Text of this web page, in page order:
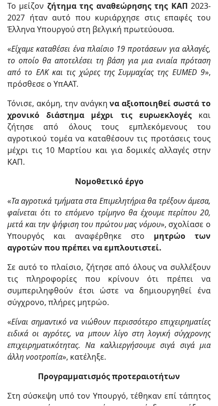
Το μείζον ζήτημα της αναθεώρησης της ΚΑΠ 2023-
2027 ήταν αυτό που κυριάρχησε στις επαφές του
Έλληνα Υπουργού στη βελγική πρωτεύουσα.
«Είχαμε καταθέσει ένα πλαίσιο 19 προτάσεων για αλλαγές,
το οποίο θα αποτελέσει τη βάση για μια ενιαία πρόταση
από το ΕΛΚ και τις χώρες της Συμμαχίας της EUMED 9»,
πρόσθεσε ο ΥπΑΑΤ.
Τόνισε, ακόμη, την ανάγκηνα αξιοποιηθεί σωστά το
χρονικό διάστημα μέχρι τις ευρωεκλογές και
ζήτησε από όλους τους εμπλεκόμενους του
αγροτικού τομέα να καταθέσουν τις προτάσεις τους
μέχρι τις 10 Μαρτίου και για δομικές αλλαγές στην
ΚΑΠ.
Νομοθετικό έργο
«Τα αγροτικά τμήματα στα Επιμελητήρια θα τρέξουν άμεσα,
φαίνεται ότι το επόμενο τρίμηνο θα έχουμε περίπου 20,
μετά και την ψήφιση του πρώτου μας νόμου», σχολίασε ο
Υπουργός και αναφέρθηκε στο μητρώο των
αγροτών που πρέπει να εμπλουτιστεί.
Σε αυτό το πλαίσιο, ζήτησε από όλους να συλλέξουν
τις πληροφορίες που κρίνουν ότι πρέπει να
συμπεριληφθούν έτσι ώστε να δημιουργηθεί ένα
σύγχρονο, πλήρες μητρώο.
«Είναι σημαντικό να νιώθουν περισσότερο επιχειρηματίες
ειδικά οι αγρότες, να μπουν λίγο στη λογική σύγχρονης
επιχειρηματικότητας. Να καλλιεργήσουμε σιγά σιγά μια
άλλη νοοτροπία», κατέληξε.
Προγραμματισμός προτεραιοτήτων
Στη σύσκεψη υπό τον Υπουργό, τέθηκαν επί τάπητος